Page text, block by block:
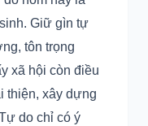
Giữ gìn tự
tôn trọng
xã hội còn điều
thiện, xây dựng
do chỉ có ý